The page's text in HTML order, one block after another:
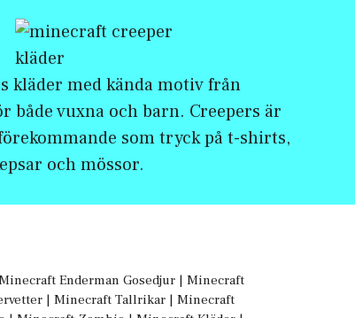
kläder med kända motiv från
både vuxna och barn. Creepers är
som tryck på t-shirts,
och mössor.
Enderman Gosedjur| Minecraft
| Minecraft Tallrikar | Minecraft